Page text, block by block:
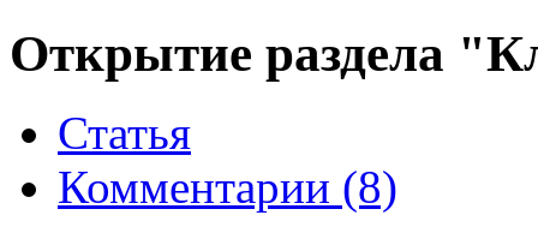
Открытие раздела
Статья
Комментарии (8)